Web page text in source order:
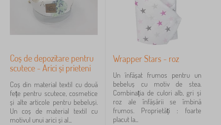
Coș de depozitare pentru
scutece - Arici și prieteni
Coș din material textil cu două
fețe pentru scutece, cosmetice
și alte articole pentru bebeluși.
Un coș de material textil cu
motivul unui arici și al...
Wrapper Stars - roz
Un înfășat frumos pentru un
bebeluș cu motiv de stea.
Combinația de culori alb, gri și
roz ale înfășării se îmbină
frumos. Proprietăți : foarte
placut la...